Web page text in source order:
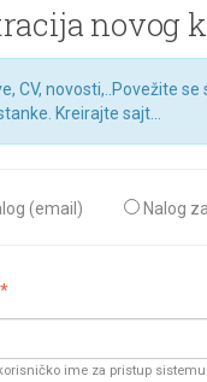
novog
CV, novosti,..Povežite se
Kreirajte sajt...
(email) Nalog
ime za pristup sistemu